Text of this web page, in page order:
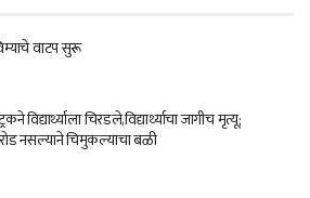
वाटप सुरू
विद्यार्थ्याला चिरडले,विद्यार्थ्याचा जागीच मृत्यू;
नसल्याने चिमुकल्याचा बळी